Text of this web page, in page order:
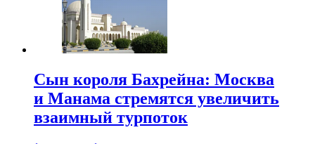
Сын короля Бахрейна: Москва
и Манама стремятся увеличить
взаимный турпоток